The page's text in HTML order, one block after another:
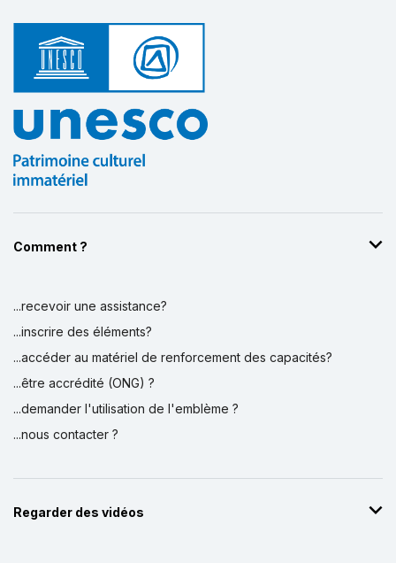
Comment ?
...recevoir une assistance?
...inscrire des éléments?
...accéder au matériel de renforcement des capacités?
...être accrédité (ONG) ?
...demander l'utilisation de l'emblème ?
...nous contacter ?
Regarder des vidéos